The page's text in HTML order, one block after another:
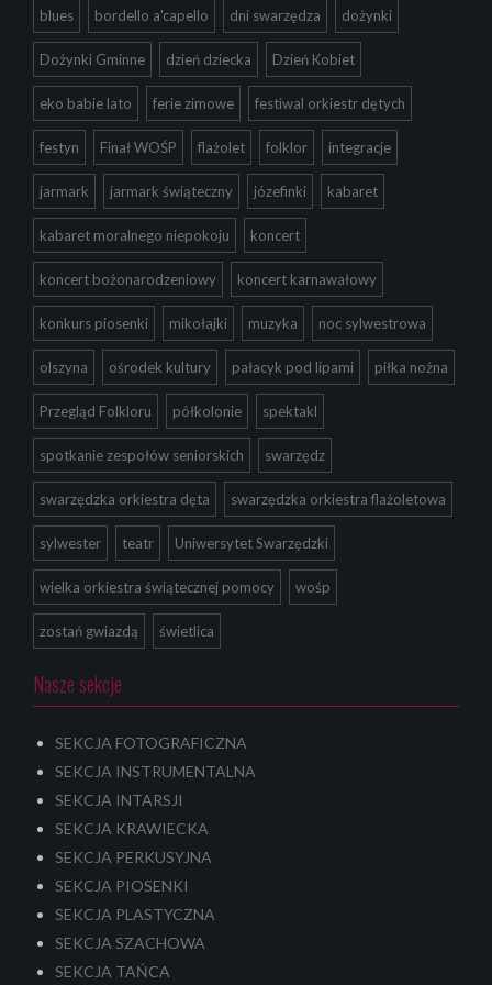
blues bordello a'capello dni swarzędza dożynki
Dożynki Gminne dzień dziecka Dzień Kobiet
eko babie lato ferie zimowe festiwal orkiestr dętych
festyn Finał WOŚP flażolet folklor integracje
jarmark jarmark świąteczny józefinki kabaret
kabaret moralnego niepokoju koncert
koncert bożonarodzeniowy koncert karnawałowy
konkurs piosenki mikołajki muzyka noc sylwestrowa
olszyna ośrodek kultury pałacyk pod lipami piłka nożna
Przegląd Folkloru półkolonie spektakl
spotkanie zespołów seniorskich swarzędz
swarzędzka orkiestra dęta swarzędzka orkiestra flażoletowa
sylwester teatr Uniwersytet Swarzędzki
wielka orkiestra świątecznej pomocy wośp
zostań gwiazdą świetlica
Nasze sekcje
SEKCJA FOTOGRAFICZNA
SEKCJA INSTRUMENTALNA
SEKCJA INTARSJI
SEKCJA KRAWIECKA
SEKCJA PERKUSYJNA
SEKCJA PIOSENKI
SEKCJA PLASTYCZNA
SEKCJA SZACHOWA
SEKCJA TAŃCA